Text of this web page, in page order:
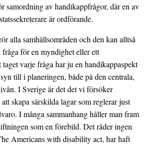
samordning av handikappfrågor, där en av
är ordförande.
alla samhällsområden och den kan alltså
för en myndighet eller ett
varje fråga har ju en handikappaspekt
till i planeringen, både på den centrala,
I Sverige är det det vi försöker
skapa särskilda lagar som reglerar just
I många sammanhang håller man fram
som en förebild. Det råder ingen
Americans with disability act, har haft